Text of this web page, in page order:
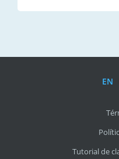
EN
Tutorial de